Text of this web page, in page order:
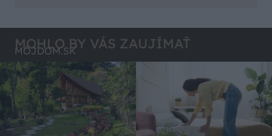
MOHLO BY VÁS ZAUJÍMAŤ
MÔJDOM.SK